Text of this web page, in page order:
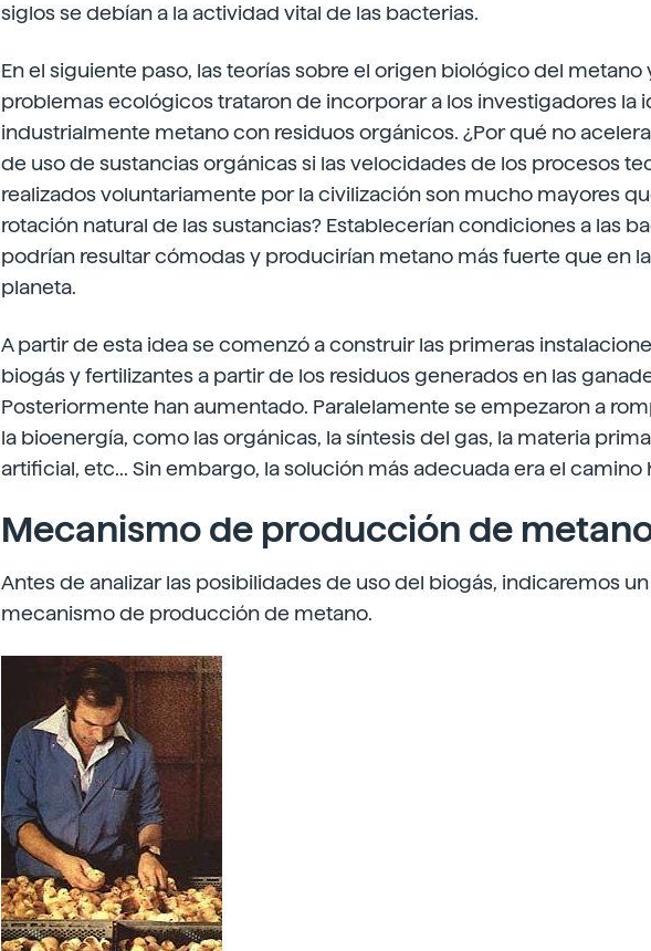
siglos se debían a la actividad vital de las bacterias.
En el siguiente paso, las teorías sobre el origen biológico del metano
problemas ecológicos trataron de incorporar a los investigadores la
industrialmente metano con residuos orgánicos. ¿Por qué no
de uso de sustancias orgánicas si las velocidades de los procesos
realizados voluntariamente por la civilización son mucho mayores
rotación natural de las sustancias? Establecerían condiciones a las
podrían resultar cómodas y producirían metano más fuerte que en
planeta.
A partir de esta idea se comenzó a construir las primeras
biogás y fertilizantes a partir de los residuos generados en las
Posteriormente han aumentado. Paralelamente se empezaron a
la bioenergía, como las orgánicas, la síntesis del gas, la materia
artificial, etc... Sin embargo, la solución más adecuada era el camino
Mecanismo de producción de
Antes de analizar las posibilidades de uso del biogás, indicaremos
mecanismo de producción de metano.